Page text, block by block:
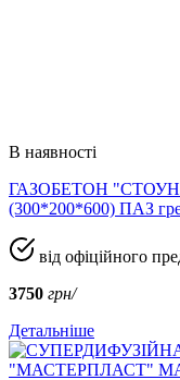
В наявності
ГАЗОБЕТОН
(300*200*600) ПАЗ
від офіційного
3750 грн/
Детальніше